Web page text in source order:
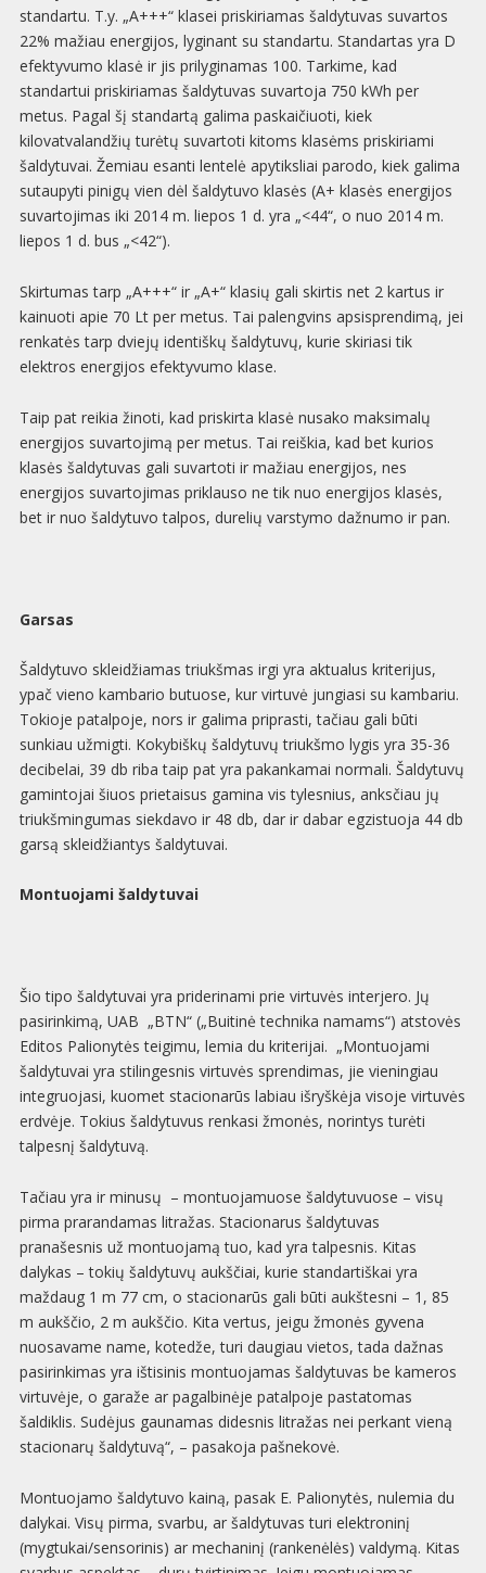
standartu. T.y. „A+++“ klasei priskiriamas šaldytuvas suvartos
22% mažiau energijos, lyginant su standartu. Standartas yra D
efektyvumo klasė ir jis prilyginamas 100. Tarkime, kad
standartui priskiriamas šaldytuvas suvartoja 750 kWh per
metus. Pagal šį standartą galima paskaičiuoti, kiek
kilovatvalandžių turėtų suvartoti kitoms klasėms priskiriami
šaldytuvai. Žemiau esanti lentelė apytiksliai parodo, kiek galima
sutaupyti pinigų vien dėl šaldytuvo klasės (A+ klasės energijos
suvartojimas iki 2014 m. liepos 1 d. yra „<44“, o nuo 2014 m.
liepos 1 d. bus „<42“).
Skirtumas tarp „A+++“ ir „A+“ klasių gali skirtis net 2 kartus ir
kainuoti apie 70 Lt per metus. Tai palengvins apsisprendimą, jei
renkatės tarp dviejų identiškų šaldytuvų, kurie skiriasi tik
elektros energijos efektyvumo klase.
Taip pat reikia žinoti, kad priskirta klasė nusako maksimalų
energijos suvartojimą per metus. Tai reiškia, kad bet kurios
klasės šaldytuvas gali suvartoti ir mažiau energijos, nes
energijos suvartojimas priklauso ne tik nuo energijos klasės,
bet ir nuo šaldytuvo talpos, durelių varstymo dažnumo ir pan.
Garsas
Šaldytuvo skleidžiamas triukšmas irgi yra aktualus kriterijus,
ypač vieno kambario butuose, kur virtuvė jungiasi su kambariu.
Tokioje patalpoje, nors ir galima priprasti, tačiau gali būti
sunkiau užmigti. Kokybiškų šaldytuvų triukšmo lygis yra 35-36
decibelai, 39 db riba taip pat yra pakankamai normali. Šaldytuvų
gamintojai šiuos prietaisus gamina vis tylesnius, anksčiau jų
triukšmingumas siekdavo ir 48 db, dar ir dabar egzistuoja 44 db
garsą skleidžiantys šaldytuvai.
Montuojami šaldytuvai
Šio tipo šaldytuvai yra priderinami prie virtuvės interjero. Jų
pasirinkimą, UAB „BTN“ („Buitinė technika namams“) atstovės
Editos Palionytės teigimu, lemia du kriterijai. „Montuojami
šaldytuvai yra stilingesnis virtuvės sprendimas, jie vieningiau
integruojasi, kuomet stacionarūs labiau išryškėja visoje virtuvės
erdvėje. Tokius šaldytuvus renkasi žmonės, norintys turėti
talpesnį šaldytuvą.
Tačiau yra ir minusų – montuojamuose šaldytuvuose – visų
pirma prarandamas litražas. Stacionarus šaldytuvas
pranašesnis už montuojamą tuo, kad yra talpesnis. Kitas
dalykas – tokių šaldytuvų aukščiai, kurie standartiškai yra
maždaug 1 m 77 cm, o stacionarūs gali būti aukštesni – 1, 85
m aukščio, 2 m aukščio. Kita vertus, jeigu žmonės gyvena
nuosavame name, kotedže, turi daugiau vietos, tada dažnas
pasirinkimas yra ištisinis montuojamas šaldytuvas be kameros
virtuvėje, o garaže ar pagalbinėje patalpoje pastatomas
šaldiklis. Sudėjus gaunamas didesnis litražas nei perkant vieną
stacionarų šaldytuvą“, – pasakoja pašnekovė.
Montuojamo šaldytuvo kainą, pasak E. Palionytės, nulemia du
dalykai. Visų pirma, svarbu, ar šaldytuvas turi elektroninį
(mygtukai/sensorinis) ar mechaninį (rankenėlės) valdymą. Kitas